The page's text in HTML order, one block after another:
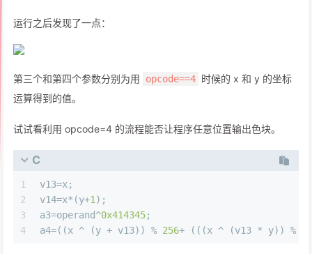
运行之后发现了一点：
第三个和第四个参数分别为用 opcode==4 时候的 x 和 y 的坐标
运算得到的值。
试试看利用 opcode=4 的流程能否让程序任意位置输出色块。
C
1
2
3
4
v13=x;
v14=x*(y+1 );
a3=operand^0x414345;
a4=((x ^ (y + v13)) % 256+ (((x ^ (v13 * y)) %